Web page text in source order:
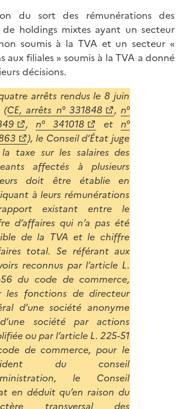
du sort des rémunérations des
de holdings mixtes ayant un secteur
soumis à la TVA et un secteur «
aux filiales » soumis à la TVA a donné
décisions.
arrêts rendus le 8 juin
(CE, arrêts n° 331848 ,n°
,n° 341018 etn°
), le Conseil d’État juge
taxe sur les salaires des
affectés à plusieurs
doit être établie en
à leurs rémunérations
existant entre le
d’affaires qui n’a pas été
de la TVA et le chiffre
total. Se référant aux
reconnus par l’article L.
du code de commerce,
les fonctions de directeur
d’une société anonyme
société par actions
ou par l’article L. 225-51
de commerce, pour le
du conseil
le Conseil
en déduit qu’en raison du